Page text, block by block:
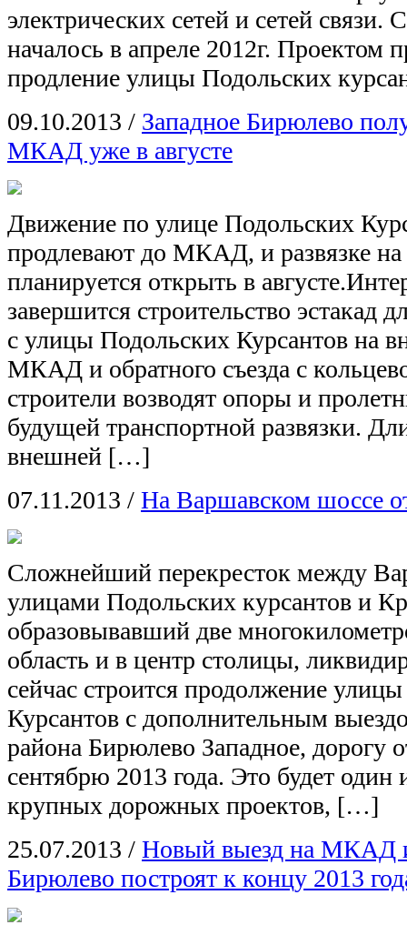
электрических сетей и сетей связи.
началось в апреле 2012г. Проектом
продление улицы Подольских
09.10.2013 / Западное Бирюлево
МКАД уже в августе
Движение по улице Подольских
продлевают до МКАД, и развязке на
планируется открыть в
завершится строительство эстакад
с улицы Подольских Курсантов на
МКАД и обратного съезда с
строители возводят опоры и
будущей транспортной развязки.
внешней […]
07.11.2013 / На Варшавском шоссе
Сложнейший перекресток между
улицами Подольских курсантов и
образовывавший две
область и в центр столицы,
сейчас строится продолжение
Курсантов с дополнительным
района Бирюлево Западное, дорогу
сентябрю 2013 года. Это будет один
крупных дорожных проектов, […]
25.07.2013 / Новый выезд на МКАД
Бирюлево построят к концу 2013